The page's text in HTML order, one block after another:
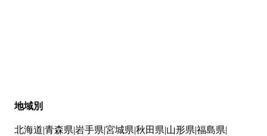
地域別
北海道 青森県 岩手県 宮城県 秋田県 山形県 福島県